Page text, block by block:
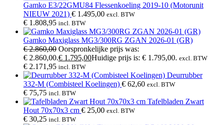
Gamko E3/22GMU84 Flessenkoeling 2019-10 (Motorunit
NIEUW 2021) € 1.495,00 excl. BTW
€ 1.808,95 incl. BTW
Gamko Maxiglass MG3/300RG ZGAN 2026-01 (GR)
€2.860,00 Oorspronkelijke prijs was:
€ 2.860,00.€ 1.795,00Huidige prijs is: € 1.795,00. excl. BTW
€ 2.171,95 incl. BTW
Deurrubber
332-M (Combisteel Koelingen) € 62,60 excl. BTW
€ 75,75 incl. BTW
Tafelbladen Zwart
Hout 70x70x3 cm € 25,00 excl. BTW
€ 30,25 incl. BTW